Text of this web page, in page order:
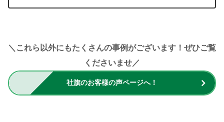
＼これら以外にもたくさんの事例がございます！ぜひご覧
くださいませ／
社旗のお客様の声ページへ！